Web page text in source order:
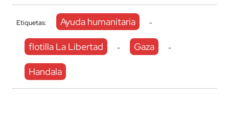
Etiquetas: Ayuda humanitaria -
flotilla La Libertad - Gaza -
Handala